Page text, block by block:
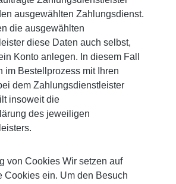
ausgewählten Zahlungsdienst.
die ausgewählten
diese Daten auch selbst,
Konto anlegen. In diesem Fall
im Bestellprozess mit Ihren
dem Zahlungsdienstleister
insoweit die
des jeweiligen
von Cookies Wir setzen auf
Cookies ein. Um den Besuch